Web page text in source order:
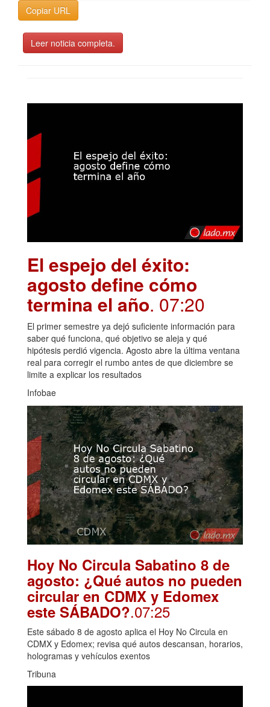
Copiar URL
Leer noticia completa.
El espejo del éxito:
agosto define cómo
termina el año. 07:20
El primer semestre ya dejó suficiente información para
saber qué funciona, qué objetivo se aleja y qué
hipótesis perdió vigencia. Agosto abre la última ventana
real para corregir el rumbo antes de que diciembre se
limite a explicar los resultados
Infobae
Hoy No Circula Sabatino 8 de
agosto: ¿Qué autos no pueden
circular en CDMX y Edomex
este SÁBADO?.07:25
Este sábado 8 de agosto aplica el Hoy No Circula en
CDMX y Edomex; revisa qué autos descansan, horarios,
hologramas y vehículos exentos
Tribuna